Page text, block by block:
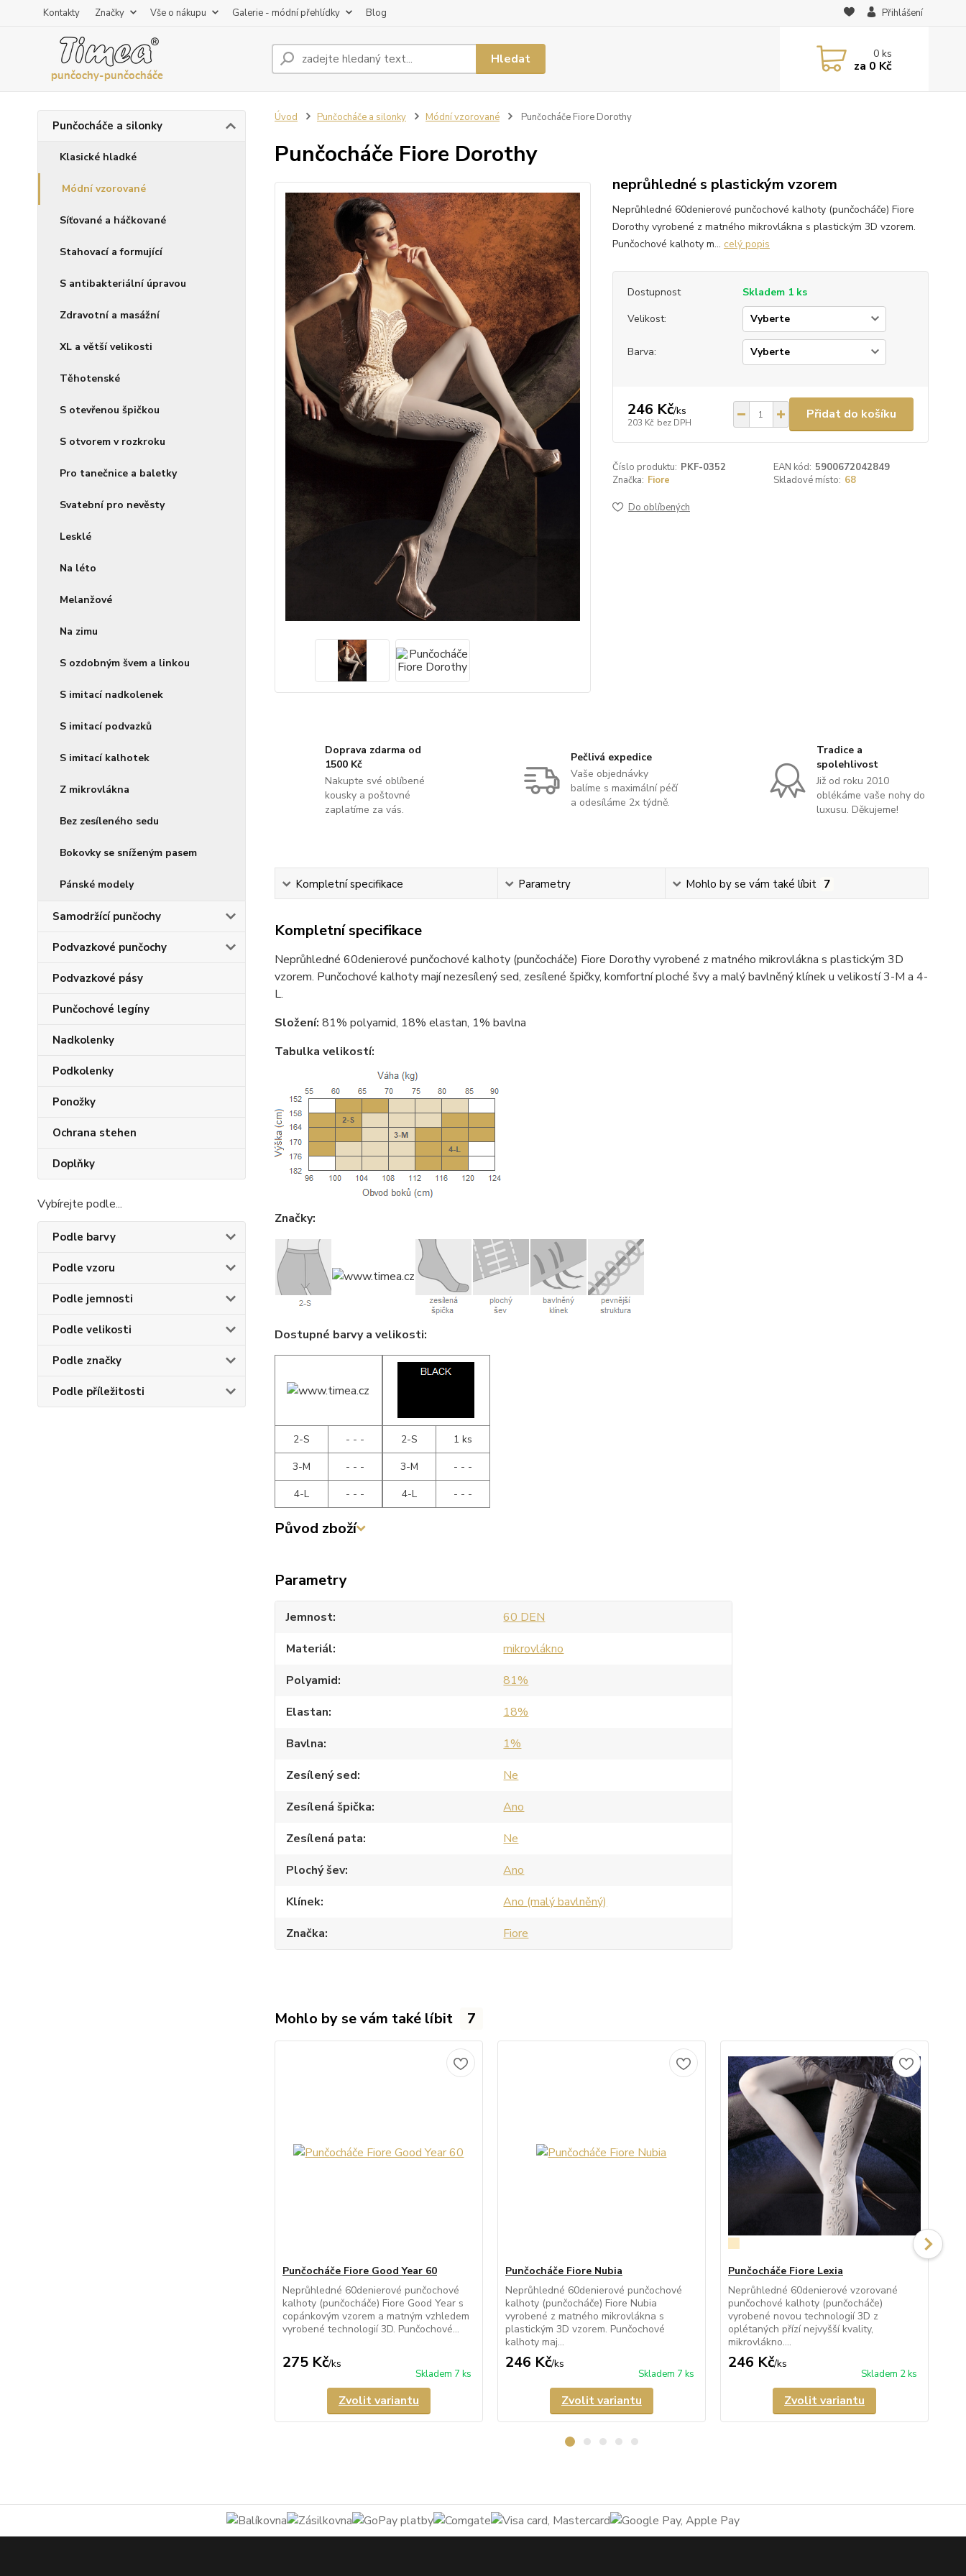
Kontakty Značky Vše o nákupu Galerie - módní přehlídky Blog Přihlášení
Hledat 0ks
za 0 Kč
Punčocháče a silonky
Klasické hladké
Módní vzorované
Síťované a háčkované
Stahovací a formující
S antibakteriální úpravou
Zdravotní a masážní
XL a větší velikosti
Těhotenské
S otevřenou špičkou
S otvorem v rozkroku
Pro tanečnice a baletky
Svatební pro nevěsty
Lesklé
Na léto
Melanžové
Na zimu
S ozdobným švem a linkou
S imitací nadkolenek
S imitací podvazků
S imitací kalhotek
Z mikrovlákna
Bez zesíleného sedu
Bokovky se sníženým pasem
Pánské modely
Samodržící punčochy
Podvazkové punčochy
Podvazkové pásy
Punčochové legíny
Nadkolenky
Podkolenky
Ponožky
Ochrana stehen
Doplňky
Vybírejte podle...
Podle barvy
Podle vzoru
Podle jemnosti
Podle velikosti
Podle značky
Podle příležitosti
Úvod Punčocháče a silonky Módní vzorované Punčocháče Fiore Dorothy
Punčocháče Fiore Dorothy
neprůhledné s plastickým vzorem
Neprůhledné 60denierové punčochové kalhoty (punčocháče) Fiore
Dorothy vyrobené z matného mikrovlákna s plastickým 3D vzorem.
Punčochové kalhoty m... celý popis
Dostupnost
Skladem 1 ks
Velikost:
Barva:
246 Kč/ks
203 Kč bez DPH
Přidat do košíku
Číslo produktu: PKF-0352 EAN kód: 5900672042849
Značka: Fiore Skladové místo: 68
Do oblíbených
Doprava zdarma od
1500 Kč
Nakupte své oblíbené
kousky a poštovné
zaplatíme za vás.
Pečlivá expedice
Vaše objednávky
balíme s maximální péčí
a odesíláme 2x týdně.
Tradice a
spolehlivost
Již od roku 2010
oblékáme vaše nohy do
luxusu. Děkujeme!
Kompletní specifikace Parametry Mohlo by se vám také líbit 7
Kompletní specifikace
Neprůhledné 60denierové punčochové kalhoty (punčocháče) Fiore Dorothy vyrobené z matného mikrovlákna s plastickým 3D
vzorem. Punčochové kalhoty mají nezesílený sed, zesílené špičky, komfortní ploché švy a malý bavlněný klínek u velikostí 3-M a 4-
L.
Složení: 81% polyamid, 18% elastan, 1% bavlna
Tabulka velikostí:
Značky:
Dostupné barvy a velikosti:
2-S
- - -
3-M
- - -
4-L
- - -
2-S
1 ks
3-M
- - -
4-L
- - -
Původ zboží
Parametry
Jemnost
60 DEN
Materiál
mikrovlákno
Polyamid
81%
Elastan
18%
Bavlna
1%
Zesílený sed
Ne
Zesílená špička
Ano
Zesílená pata
Ne
Plochý šev
Ano
Klínek
Ano (malý bavlněný)
Značka
Fiore
Mohlo by se vám také líbit 7
Punčocháče Fiore Good Year 60
Neprůhledné 60denierové punčochové
kalhoty (punčocháče) Fiore Good Year s
copánkovým vzorem a matným vzhledem
vyrobené technologií 3D. Punčochové...
275 Kč/ks
Skladem 7 ks
Zvolit variantu
Punčocháče Fiore Nubia
Neprůhledné 60denierové punčochové
kalhoty (punčocháče) Fiore Nubia
vyrobené z matného mikrovlákna s
plastickým 3D vzorem. Punčochové
kalhoty maj...
246 Kč/ks
Skladem 7 ks
Zvolit variantu
Punčocháče Fiore Lexia
Neprůhledné 60denierové vzorované
punčochové kalhoty (punčocháče)
vyrobené novou technologií 3D z
oplétaných přízí nejvyšší kvality,
mikrovlákno....
246 Kč/ks
Skladem 2 ks
Zvolit variantu